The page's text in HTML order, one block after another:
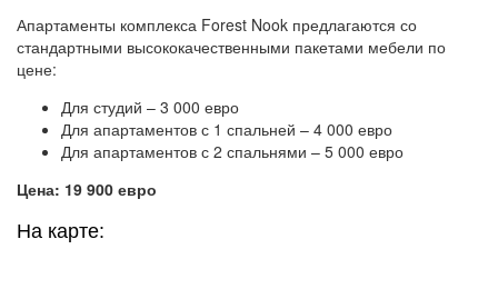
Апартаменты комплекса Forest Nook предлагаются со
стандартными высококачественными пакетами мебели по
цене:
Для студий – 3 000 евро
Для апартаментов с 1 спальней – 4 000 евро
Для апартаментов с 2 спальнями – 5 000 евро
Цена: 19 900 евро
На карте: